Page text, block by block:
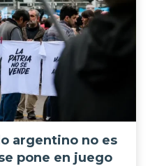
argentino no es
pone en juego